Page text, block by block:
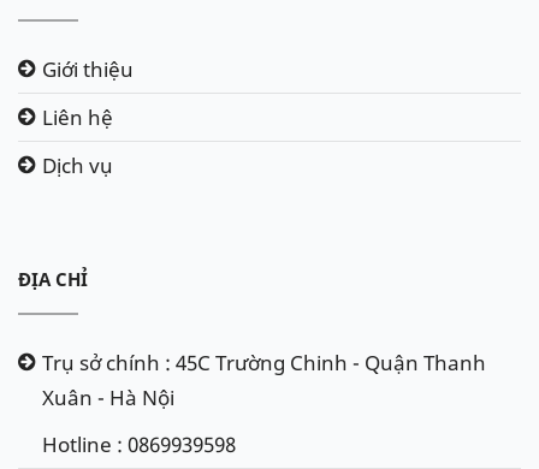
Giới thiệu
Liên hệ
Dịch vụ
ĐỊA CHỈ
Trụ sở chính : 45C Trường Chinh - Quận Thanh
Xuân - Hà Nội
Hotline : 0869939598